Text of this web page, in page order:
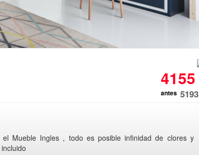
4155
antes 5193
Mueble Ingles , todo es posible infinidad de clores y